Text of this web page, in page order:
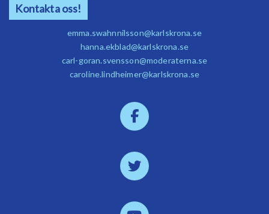
Kontakta oss!
emma.swahnnilsson@karlskrona.se
hanna.ekblad@karlskrona.se
carl-goran.svensson@moderaterna.se
caroline.lindheimer@karlskrona.se